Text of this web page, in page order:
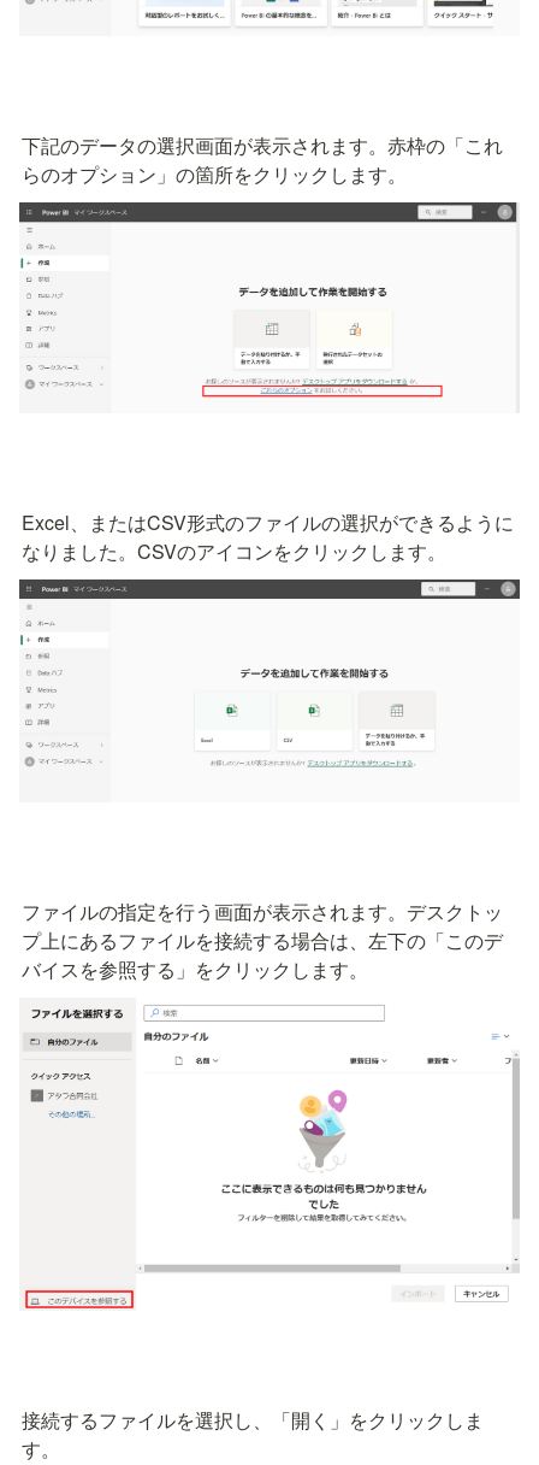
下記のデータの選択画面が表示されます。赤枠の「これ
らのオプション」の箇所をクリックします。
Excel、またはCSV形式のファイルの選択ができるように
なりました。CSVのアイコンをクリックします。
ファイルの指定を行う画面が表示されます。デスクトッ
プ上にあるファイルを接続する場合は、左下の「このデ
バイスを参照する」をクリックします。
接続するファイルを選択し、「開く」をクリックしま
す。